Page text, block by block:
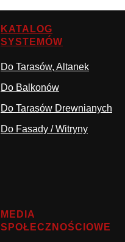
KATALOG
SYSTEMÓW
Do Tarasów, Altanek
Do Balkonów
Do Tarasów Drewnianych
Do Fasady / Witryny
MEDIA
SPOŁECZNOŚCIOWE